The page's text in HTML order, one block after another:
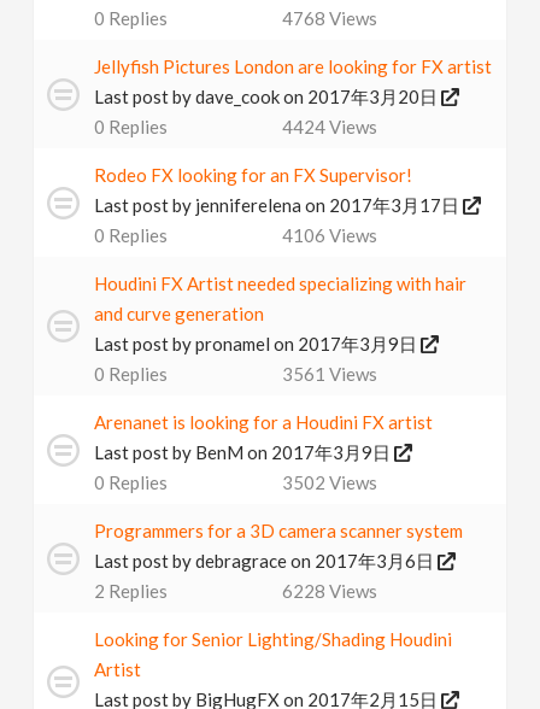
0 Replies 4768 Views
Jellyfish Pictures London are looking for FX artist
Last post bydave_cookon 2017年3月20日
0 Replies 4424Views
Rodeo FX looking for an FX Supervisor!
Last post by jenniferelena on 2017年3月17日
0 Replies 4106 Views
Houdini FX Artist needed specializing with hair
and curve generation
Last post bypronamel on 2017年3月9日
0 Replies 3561 Views
Arenanet is looking for a Houdini FX artist
Last post by BenM on 2017年3月9日
0 Replies 3502 Views
Programmers for a 3D camera scanner system
Last post bydebragraceon 2017年3月6日
2 Replies 6228 Views
Looking for Senior Lighting/Shading Houdini
Artist
Last post by BigHugFXon 2017年2月15日